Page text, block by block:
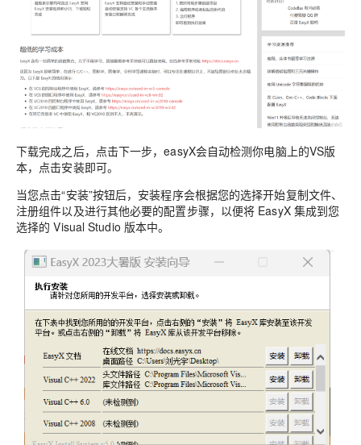
下载完成之后，点击下一步，easyX会自动检测你电脑上的VS版
本，点击安装即可。
当您点击“安装”按钮后，安装程序会根据您的选择开始复制文件、
注册组件以及进行其他必要的配置步骤，以便将 EasyX 集成到您
选择的 Visual Studio 版本中。